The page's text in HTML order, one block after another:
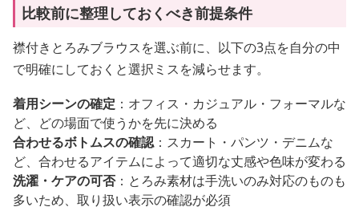
比較前に整理しておくべき前提条件
襟付きとろみブラウスを選ぶ前に、以下の3点を自分の中
で明確にしておくと選択ミスを減らせます。
着用シーンの確定 ：オフィス・カジュアル・フォーマルな
ど、どの場面で使うかを先に決める
合わせるボトムスの確認：スカート・パンツ・デニムな
ど、合わせるアイテムによって適切な丈感や色味が変わる
洗濯・ケアの可否：とろみ素材は手洗いのみ対応のものも
多いため、取り扱い表示の確認が必須